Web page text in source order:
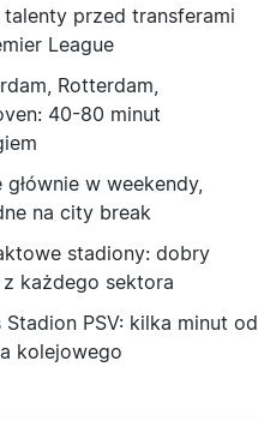
talenty przed transferami
League
Rotterdam,
40-80 minut
głównie w weekendy,
na city break
stadiony: dobry
każdego sektora
Stadion PSV: kilka minut od
kolejowego